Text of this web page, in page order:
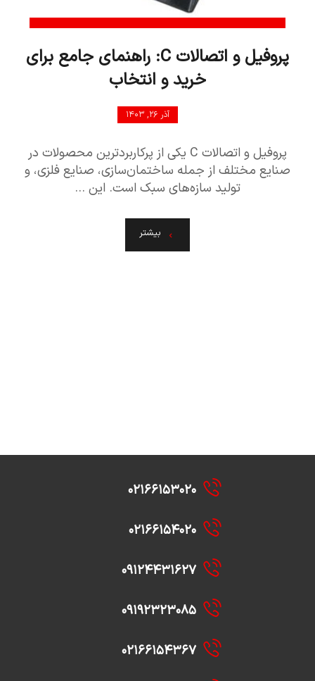
پروفیل و اتصالات C: راهنمای جامع برای
خرید و انتخاب
آذر ۲۶, ۱۴۰۳
پروفیل و اتصالات C یکی از پرکاربردترین محصولات در
صنایع مختلف از جمله ساختمان‌سازی، صنایع فلزی، و
تولید سازه‌های سبک است. این ...
بیشتر
۰۲۱۶۶۱۵۳۰۲۰
۰۲۱۶۶۱۵۴۰۲۰
۰۹۱۲۴۴۳۱۶۲۷
۰۹۱۹۲۳۲۳۰۸۵
۰۲۱۶۶۱۵۴۳۶۷